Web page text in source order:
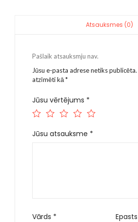
Atsauksmes (0)
Pašlaik atsauksmju nav.
Jūsu e-pasta adrese netiks publicēta.
atzīmēti kā*
Jūsu vērtējums *
Jūsu atsauksme *
Vārds * Epasts